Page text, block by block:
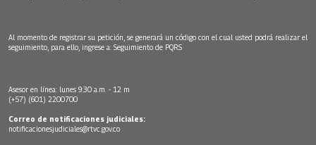
Al momento de registrar su petición, se generará un código con el cual usted podrá realizar el
seguimiento, para ello, ingrese a: Seguimiento de PQRS
Asesor en línea: lunes 9:30 a.m. - 12 m
(+57) (601) 2200700
Correo de notificaciones judiciales:
notificacionesjudiciales@rtvc.gov.co